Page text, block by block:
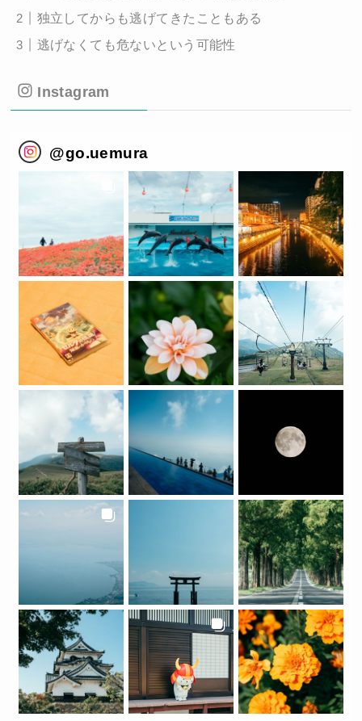
独立してからも逃げてきたこともある
逃げなくても危ないという可能性
Instagram
@go.uemura